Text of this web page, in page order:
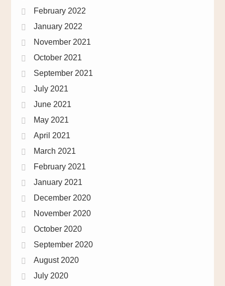
February 2022
January 2022
November 2021
October 2021
September 2021
July 2021
June 2021
May 2021
April 2021
March 2021
February 2021
January 2021
December 2020
November 2020
October 2020
September 2020
August 2020
July 2020